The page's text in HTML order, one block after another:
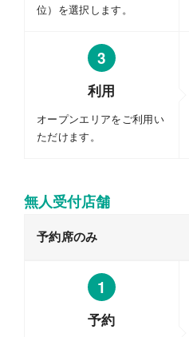
位）を選択します。
3
利用
オープンエリアをご利用い
ただけます。
無人受付店舗
予約席のみ
1
予約